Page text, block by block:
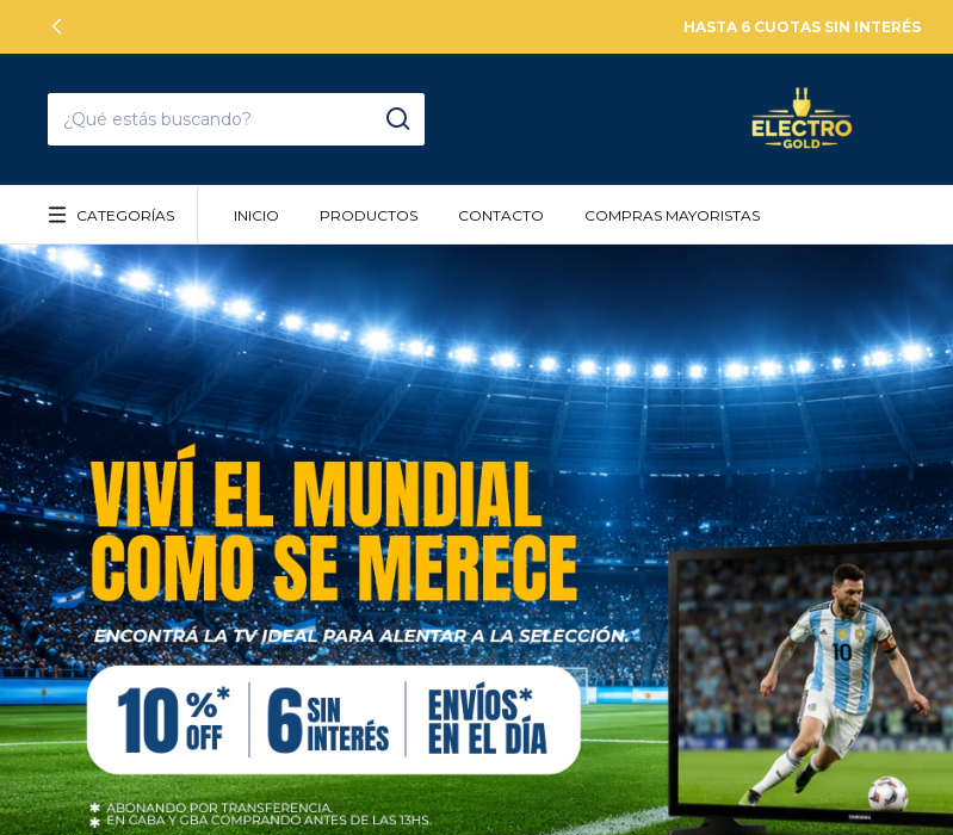
HASTA 6 CUOTAS SIN INTERÉS
CATEGORÍAS INICIO PRODUCTOS CONTACTO COMPRAS MAYORISTAS